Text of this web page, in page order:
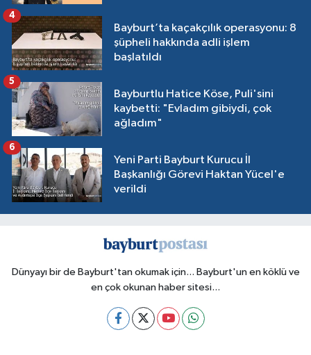
Bayburt’ta kaçakçılık operasyonu: 8
şüpheli hakkında adli işlem
başlatıldı
4
Bayburtlu Hatice Köse, Puli'sini
kaybetti: "Evladım gibiydi, çok
ağladım"
5
Yeni Parti Bayburt Kurucu İl
Başkanlığı Görevi Haktan Yücel'e
verildi
6
Dünyayı bir de Bayburt'tan okumak için... Bayburt'un en köklü ve
en çok okunan haber sitesi...